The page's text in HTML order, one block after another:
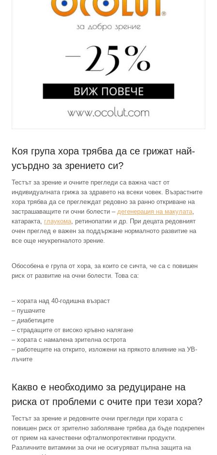
Коя група хора трябва да се грижат най-
усърдно за зрението си?
Тестът за зрение и очните прегледи са важна част от
индивидуалната грижа за здравето на всеки човек. Възрастните
хора трябва да се преглеждат редовно за ранно откриване на
застрашаващите ги очни болести – дегенерация на макулата
катаракта, глаукома , ретинопатии и др. При децата редовният
очен преглед е важен за поддържане нормалното развитие на
все още неукрепналото зрение.
Обособена е група от хора, за които се сичта, че са с повишен
риск от развитие на очни болести. Това са:
– хората над 40-годишна възраст
– пушачите
– диабетиците
– страдащите от високо кръвно налягане
– хората с намалена зрителна острота
– работещите на открито, изложени на прякото влияние на УВ-
лъчите
Какво е необходимо за редуциране на
риска от проблеми с очите при тези хора?
Тестът за зрение и редовните очни прегледи при хората с
повишен риск от зрително заболяване трябва да бъде подкрепен
от прием на качествени офталмопротективни продукти.
Различните витамини за очи не осигуряват пълна защита на